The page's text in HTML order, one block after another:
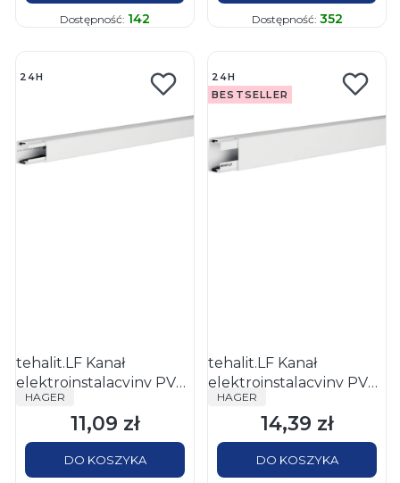
Dostępność: 142 Dostępność: 352
24H
tehalit.LF Kanał
elektroinstalacyjny PVC
30x30mm, biały
PRODUCENT
HAGER
Cena
11,09 zł
DO KOSZYKA
24H
BESTSELLER
tehalit.LF Kanał
elektroinstalacyjny PVC
30x45mm, biały
PRODUCENT
HAGER
Cena
14,39 zł
DO KOSZYKA